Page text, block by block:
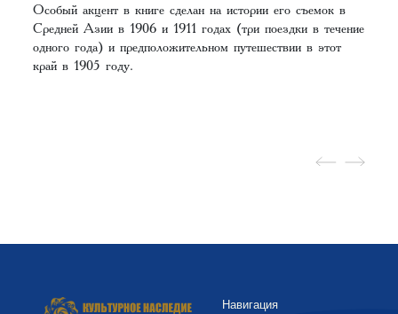
Особый акцент в книге сделан на истории его съемок в
Средней Азии в 1906 и 1911 годах (три поездки в течение
одного года) и предположительном путешествии в этот
край в 1905 году.
Навигация